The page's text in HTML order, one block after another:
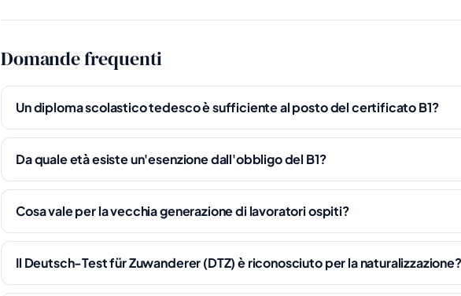
Domande frequenti
Un diploma scolastico tedesco è sufficiente al posto del certificato B1?
Da quale età esiste un'esenzione dall'obbligo del B1?
Cosa vale per la vecchia generazione di lavoratori ospiti?
Il Deutsch-Test für Zuwanderer (DTZ) è riconosciuto per la naturalizzazione?